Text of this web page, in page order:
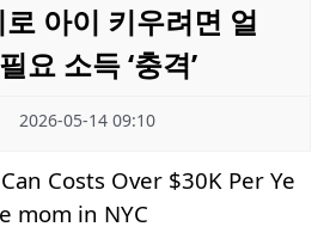
아이 키우려면 얼
요 소득 ‘충격’
2026-05-14 09:10